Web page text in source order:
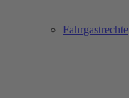
Fahrgastrechte